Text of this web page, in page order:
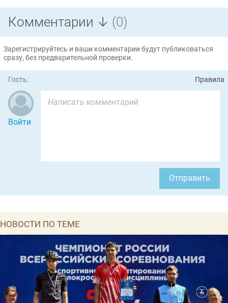
Комментарии ↓ (0)
Зарегистрируйтесь и ваши комментарии будут публиковаться
сразу, без предварительной проверки.
Гость: Правила
Войти
Отправить
НОВОСТИ ПО ТЕМЕ